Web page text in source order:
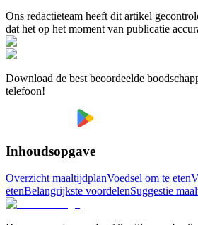
Ons redactieteam heeft dit artikel
dat het op het moment van publicatie
Download de best beoordeelde
telefoon!
Inhoudsopgave
Overzicht maaltijdplanVoedsel om te eten
etenBelangrijkste voordelenSuggestie